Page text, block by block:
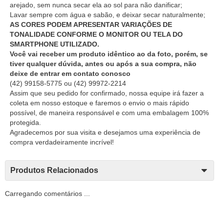
arejado, sem nunca secar ela ao sol para não danificar;
Lavar sempre com água e sabão, e deixar secar naturalmente;
AS CORES PODEM APRESENTAR VARIAÇÕES DE
TONALIDADE CONFORME O MONITOR OU TELA DO
SMARTPHONE UTILIZADO.
Você vai receber um produto idêntico ao da foto, porém, se
tiver qualquer dúvida, antes ou após a sua compra, não
deixe de entrar em contato conosco
(42) 99158-5775 ou (42) 99972-2214
Assim que seu pedido for confirmado, nossa equipe irá fazer a
coleta em nosso estoque e faremos o envio o mais rápido
possível, de maneira responsável e com uma embalagem 100%
protegida.
Agradecemos por sua visita e desejamos uma experiência de
compra verdadeiramente incrível!
Produtos Relacionados
Carregando comentários ...